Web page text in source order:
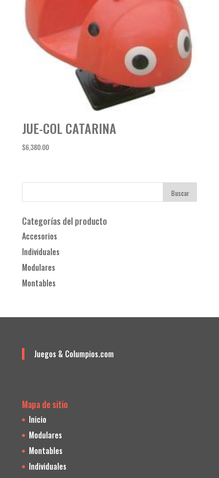
JUE-COL CATARINA
$6,380.00
Categorías del producto
Accesorios
Individuales
Modulares
Montables
Juegos & Columpios.com
Mapa de sitio
Inicio
Modulares
Montables
Individuales